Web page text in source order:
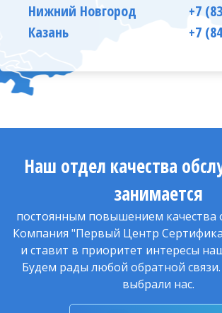
Нижний Новгород
+7
Казань
+7
Наш отдел качества
занимается
постоянным повышением качества
Компания "Первый Центр
и ставит в приоритет интересы
Будем рады любой обратной
выбрали нас.